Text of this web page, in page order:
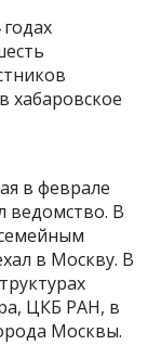
хабаровское
в феврале
ведомство. В
в Москву. В
ЦКБ РАН, в
Москвы.